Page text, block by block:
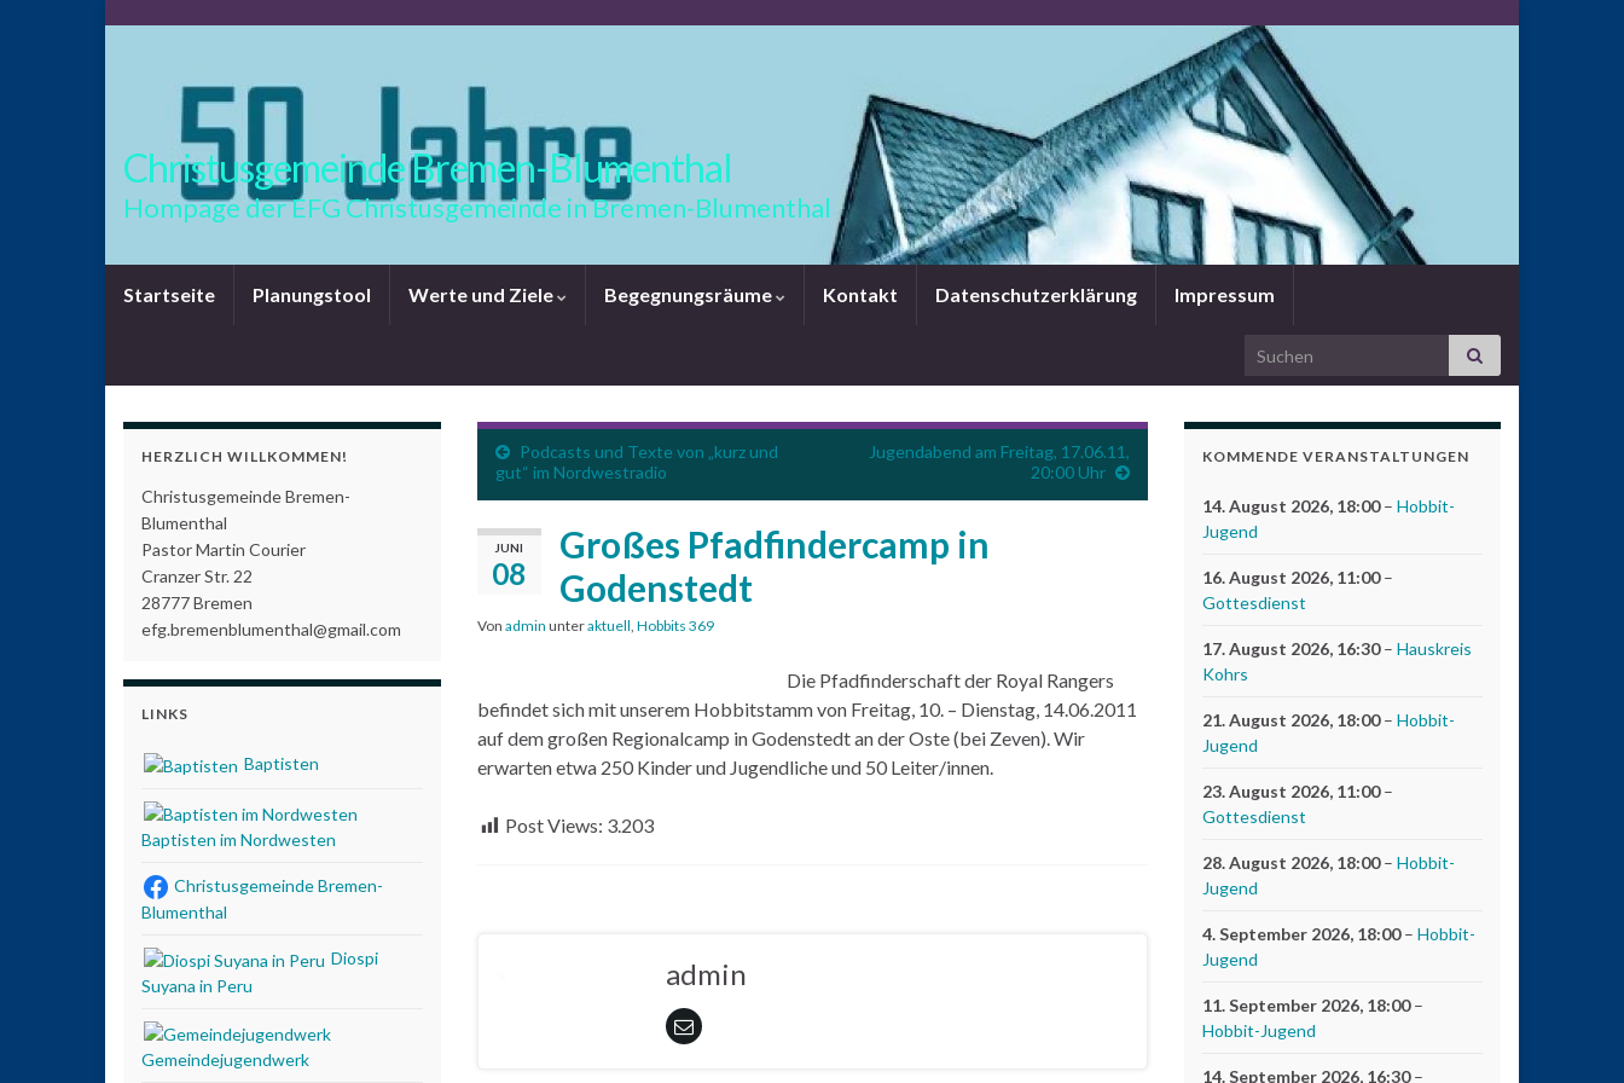
Christusgemeinde Bremen-Blumenthal
Hompage der EFG Christusgemeinde in Bremen-Blumenthal
Startseite Planungstool Werte und Ziele Begegnungsräume Kontakt Datenschutzerklärung Impressum
Search for:
Podcasts und Texte von „kurz und
gut“ im Nordwestradio
Jugendabend am Freitag, 17.06.11,
20:00 Uhr
JUNI
08
Großes Pfadfindercamp in
Godenstedt
Von admin unteraktuell, Hobbits 369
Die Pfadfinderschaft der Royal Rangers
befindet sich mit unserem Hobbitstamm von Freitag, 10. – Dienstag, 14.06.2011
auf dem großen Regionalcamp in Godenstedt an der Oste (bei Zeven). Wir
erwarten etwa 250 Kinder und Jugendliche und 50 Leiter/innen.
Post Views: 3.203
admin
HERZLICH WILLKOMMEN!
Christusgemeinde Bremen-
Blumenthal
Pastor Martin Courier
Cranzer Str. 22
28777 Bremen
efg.bremenblumenthal@gmail.com
LINKS
Baptisten
Baptisten im Nordwesten
Christusgemeinde Bremen-
Blumenthal
Diospi
Suyana in Peru
Gemeindejugendwerk
KOMMENDE VERANSTALTUNGEN
14. August 2026, 18:00– Hobbit-
Jugend
16. August 2026, 11:00–
Gottesdienst
17. August 2026, 16:30– Hauskreis
Kohrs
21. August 2026, 18:00– Hobbit-
Jugend
23. August 2026, 11:00–
Gottesdienst
28. August 2026, 18:00– Hobbit-
Jugend
4. September 2026, 18:00– Hobbit-
Jugend
11. September 2026, 18:00–
Hobbit-Jugend
14. September 2026, 16:30–